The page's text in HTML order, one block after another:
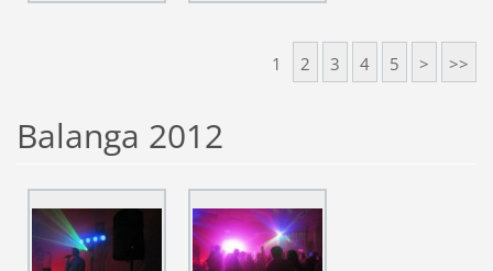
1 2 3 4 5 > >>
Balanga 2012